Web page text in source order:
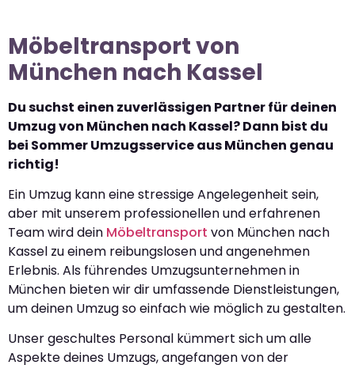
Möbeltransport von
München nach Kassel
Du suchst einen zuverlässigen Partner für deinen
Umzug von München nach Kassel? Dann bist du
bei Sommer Umzugsservice aus München genau
richtig!
Ein Umzug kann eine stressige Angelegenheit sein,
aber mit unserem professionellen und erfahrenen
Team wird dein Möbeltransport von München nach
Kassel zu einem reibungslosen und angenehmen
Erlebnis. Als führendes Umzugsunternehmen in
München bieten wir dir umfassende Dienstleistungen,
um deinen Umzug so einfach wie möglich zu gestalten.
Unser geschultes Personal kümmert sich um alle
Aspekte deines Umzugs, angefangen von der